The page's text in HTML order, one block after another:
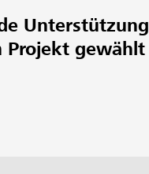
Projekt